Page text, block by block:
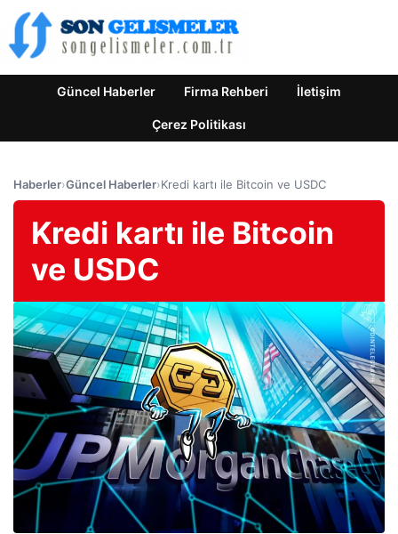
Güncel Haberler Firma Rehberi İletişim
Çerez Politikası
Haberler›Güncel Haberler›Kredi kartı ile Bitcoin ve USDC
Kredi kartı ile Bitcoin
ve USDC